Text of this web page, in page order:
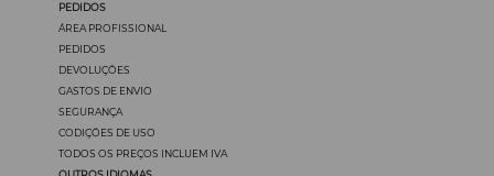
PEDIDOS
ÁREA PROFISSIONAL
PEDIDOS
DEVOLUÇÖES
GASTOS DE ENVIO
SEGURANÇA
CODIÇÖES DE USO
TODOS OS PREÇOS INCLUEM IVA